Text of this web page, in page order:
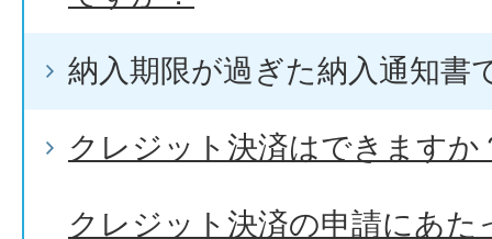
納入期限が過ぎた納入通知書
クレジット決済はできますか
クレジット決済の申請にあ